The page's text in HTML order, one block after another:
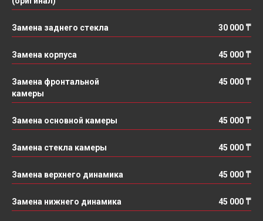
Замена заднего стекла 30 000 ₸
Замена корпуса 45 000 ₸
Замена фронтальной
камеры
45 000 ₸
Замена основной камеры 45 000 ₸
Замена стекла камеры 45 000 ₸
Замена верхнего динамика 45 000 ₸
Замена нижнего динамика 45 000 ₸